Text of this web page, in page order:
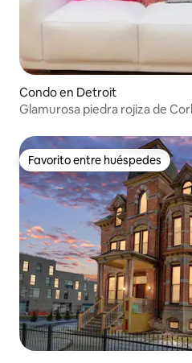
Condo en Detroit
Glamurosa piedra rojiza de
Favorito entre huéspedes
Favorito entre huéspedes